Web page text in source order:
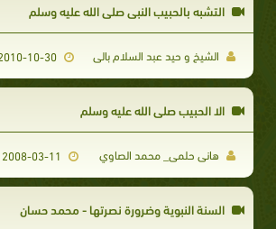
التشبه بالحبيب النبى صلى الله عليه وسلم
الشيخ و حيد عبد السلام بالى
الا الحبيب صلى الله عليه وسلم
هانى حلمى_ محمد الصاوي
السنة النبوية وضرورة نصرتها - محمد حسان